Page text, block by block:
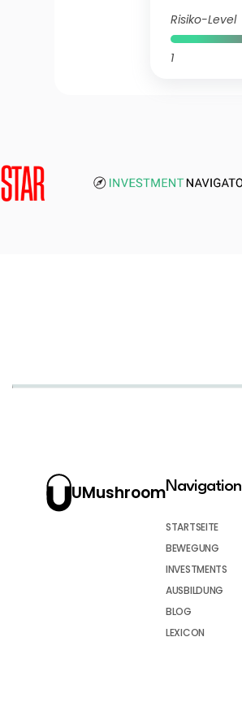
Risiko-Level
1
UMushroomNavigation
STARTSEITE
BEWEGUNG
INVESTMENTS
AUSBILDUNG
BLOG
LEXICON